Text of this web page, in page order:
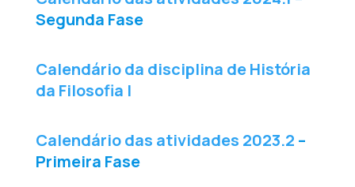
Segunda Fase
Calendário da disciplina de História
da Filosofia I
Calendário das atividades 2023.2 –
Primeira Fase